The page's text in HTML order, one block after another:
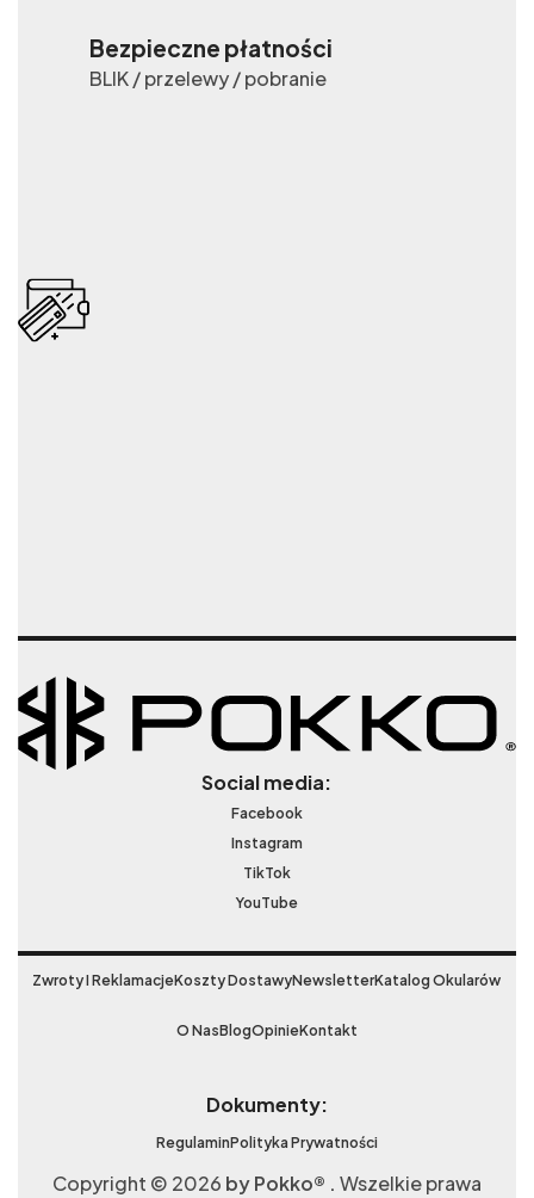
Bezpieczne płatności
BLIK / przelewy / pobranie
Social media:
Facebook
Instagram
TikTok
YouTube
Zwroty I ReklamacjeKoszty DostawyNewsletterKatalog Okularów
O NasBlogOpinieKontakt
Dokumenty:
RegulaminPolityka Prywatności
Copyright © 2026 by Pokko® . Wszelkie prawa